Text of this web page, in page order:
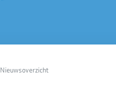
Nieuwsoverzicht